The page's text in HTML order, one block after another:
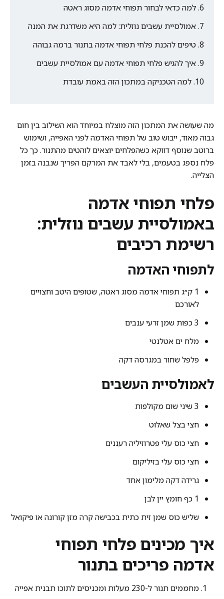
למה כדאי לבחור תפוחי אדמה מסוג ראטה
אמולסיית עשבים נוזלית: למה היא משדרגת את המנה
טיפים להכנת פלחי תפוחי אדמה בתנור ברמה גבוהה
איך להגיש פלחי תפוחי אדמה עם אמולסיית עשבים
למה הטכניקה במתכון הזה באמת עובדת
מה שעושה את המתכון הזה מוצלח במיוחד הוא השילוב בין חום
גבוה מאוד, ייבוש טוב של תפוחי האדמה לפני האפייה, ושימוש
ברוטב שנוסף דווקא כשהפלחים יוצאים לוהטים מהתנור. כך כל
פלח נספג בטעמים, בלי לאבד את המרקם הפריך שנבנה בזמן
הצלייה.
פלחי תפוחי אדמה
באמולסיית עשבים נוזלית:
רשימת רכיבים
לתפוחי האדמה
1 ק״ג תפוחי אדמה מסוג ראטה, שטופים היטב וחצויים
לאורכם
3 כפות שמן זרעי ענבים
מלח ים אטלנטי
פלפל שחור במגרסה דקה
לאמולסיית העשבים
3 שיני שום מקולפות
חצי בצל שאלוט
חצי כוס עלי פטרוזיליה רעננים
חצי כוס עלי בזיליקום
גרידה דקה מלימון אחד
1 כף חומץ יין לבן
שליש כוס שמן זית כתית בכבישה קרה מזן קורונה או פיקואל
איך מכינים פלחי תפוחי
אדמה פריכים בתנור
מחממים תנור ל-230 מעלות ומכניסים לתוכו תבנית אפייה